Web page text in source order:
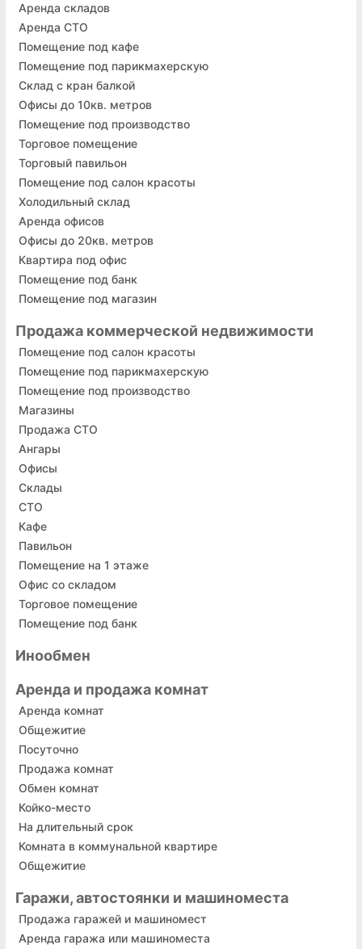
Аренда складов
Аренда СТО
Помещение под кафе
Помещение под парикмахерскую
Склад с кран балкой
Офисы до 10кв. метров
Помещение под производство
Торговое помещение
Торговый павильон
Помещение под салон красоты
Холодильный склад
Аренда офисов
Офисы до 20кв. метров
Квартира под офис
Помещение под банк
Помещение под магазин
Продажа коммерческой недвижимости
Помещение под салон красоты
Помещение под парикмахерскую
Помещение под производство
Магазины
Продажа СТО
Ангары
Офисы
Склады
СТО
Кафе
Павильон
Помещение на 1 этаже
Офис со складом
Торговое помещение
Помещение под банк
Инообмен
Аренда и продажа комнат
Аренда комнат
Общежитие
Посуточно
Продажа комнат
Обмен комнат
Койко-место
На длительный срок
Комната в коммунальной квартире
Общежитие
Гаражи, автостоянки и машиноместа
Продажа гаражей и машиномест
Аренда гаража или машиноместа